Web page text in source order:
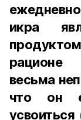
икра
рационе
весьма
что он